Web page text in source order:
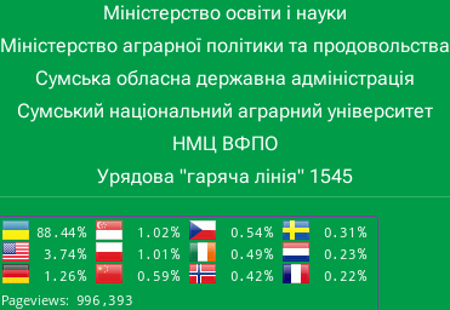
Міністерство освіти і науки
Міністерство аграрної політики та продовольства
Сумська обласна державна адміністрація
Сумський національний аграрний університет
НМЦ ВФПО
Урядова "гаряча лінія" 1545